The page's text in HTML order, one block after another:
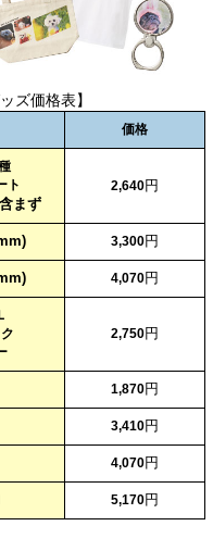
ズ価格表】
価格
ト
まず
2,640円
3,300円
4,070円
2,750円
1,870円
3,410円
4,070円
5,170円